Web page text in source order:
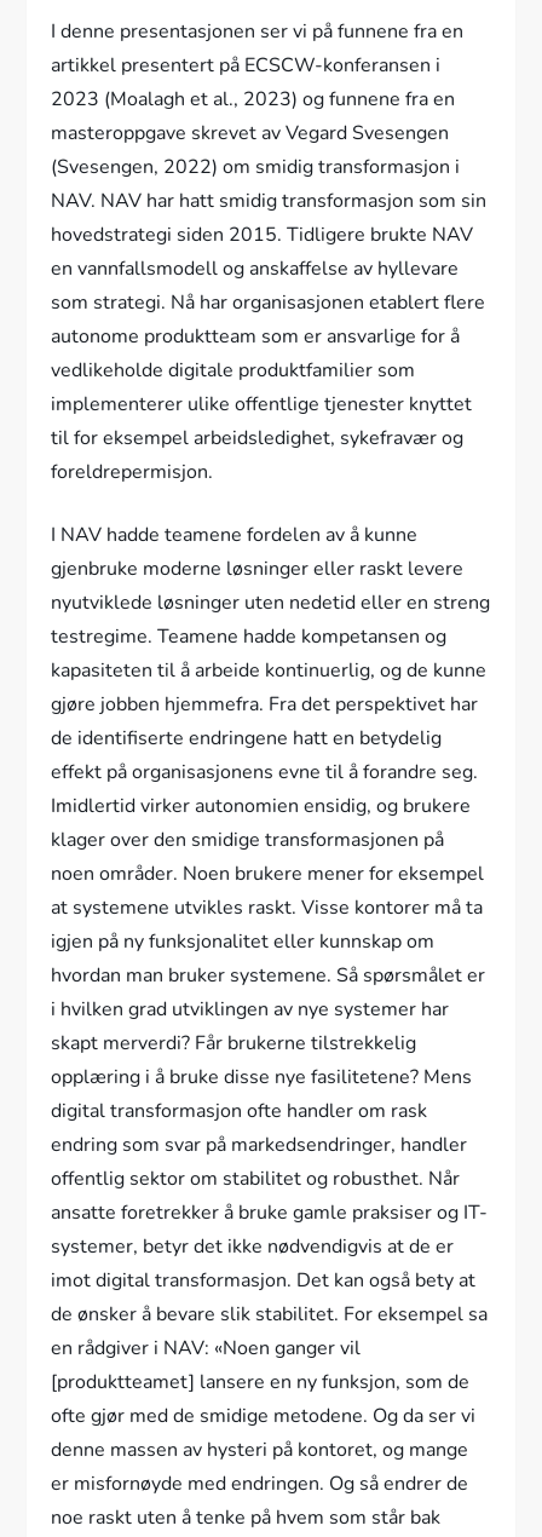
I denne presentasjonen ser vi på funnene fra en
artikkel presentert på ECSCW-konferansen i
2023 (Moalagh et al., 2023) og funnene fra en
masteroppgave skrevet av Vegard Svesengen
(Svesengen, 2022) om smidig transformasjon i
NAV. NAV har hatt smidig transformasjon som sin
hovedstrategi siden 2015. Tidligere brukte NAV
en vannfallsmodell og anskaffelse av hyllevare
som strategi. Nå har organisasjonen etablert flere
autonome produktteam som er ansvarlige for å
vedlikeholde digitale produktfamilier som
implementerer ulike offentlige tjenester knyttet
til for eksempel arbeidsledighet, sykefravær og
foreldrepermisjon.
I NAV hadde teamene fordelen av å kunne
gjenbruke moderne løsninger eller raskt levere
nyutviklede løsninger uten nedetid eller en streng
testregime. Teamene hadde kompetansen og
kapasiteten til å arbeide kontinuerlig, og de kunne
gjøre jobben hjemmefra. Fra det perspektivet har
de identifiserte endringene hatt en betydelig
effekt på organisasjonens evne til å forandre seg.
Imidlertid virker autonomien ensidig, og brukere
klager over den smidige transformasjonen på
noen områder. Noen brukere mener for eksempel
at systemene utvikles raskt. Visse kontorer må ta
igjen på ny funksjonalitet eller kunnskap om
hvordan man bruker systemene. Så spørsmålet er
i hvilken grad utviklingen av nye systemer har
skapt merverdi? Får brukerne tilstrekkelig
opplæring i å bruke disse nye fasilitetene? Mens
digital transformasjon ofte handler om rask
endring som svar på markedsendringer, handler
offentlig sektor om stabilitet og robusthet. Når
ansatte foretrekker å bruke gamle praksiser og IT-
systemer, betyr det ikke nødvendigvis at de er
imot digital transformasjon. Det kan også bety at
de ønsker å bevare slik stabilitet. For eksempel sa
en rådgiver i NAV: «Noen ganger vil
[produktteamet] lansere en ny funksjon, som de
ofte gjør med de smidige metodene. Og da ser vi
denne massen av hysteri på kontoret, og mange
er misfornøyde med endringen. Og så endrer de
noe raskt uten å tenke på hvem som står bak